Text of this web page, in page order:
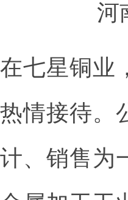
河
在七星铜业
热情接待。
计、销售为